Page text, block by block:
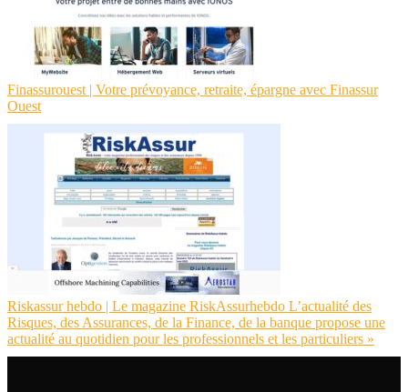
Finas­su­rouest | Votre prévoyance, retraite, épargne avec Finassur
Ouest
Riskassur hebdo | Le magazine RiskAssurhebdo L’actualité des
Risques, des Assurances, de la Finance, de la banque propose une
actualité au quotidien pour les profes­sion­nels et les par­ticu­liers »